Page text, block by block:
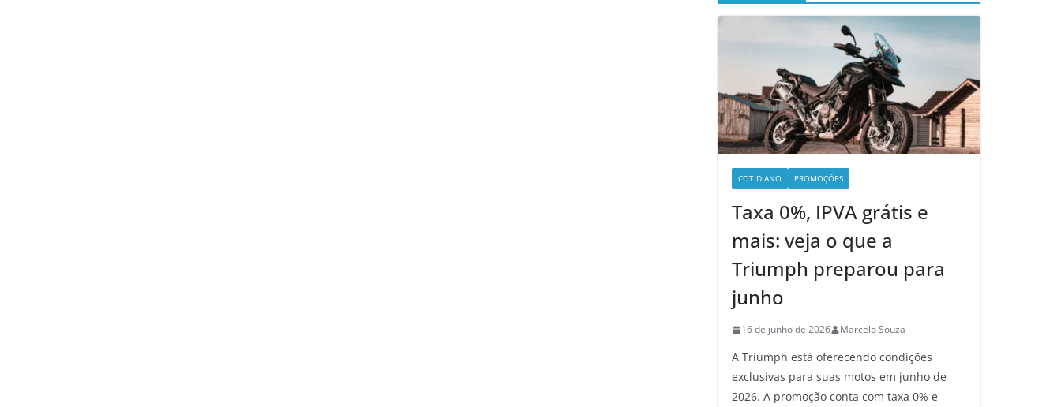
COTIDIANO PROMOÇÕES
Taxa 0%, IPVA grátis e
mais: veja o que a
Triumph preparou para
junho
16 de junho de 2026 Marcelo Souza
A Triumph está oferecendo condições
exclusivas para suas motos em junho de
2026. A promoção conta com taxa 0% e